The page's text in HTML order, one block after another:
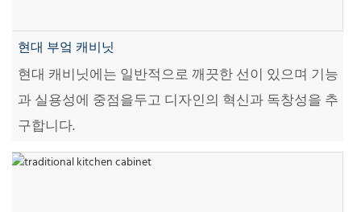
현대 부엌 캐비닛
현대 캐비닛에는 일반적으로 깨끗한 선이 있으며 기능
과 실용성에 중점을두고 디자인의 혁신과 독창성을 추
구합니다.